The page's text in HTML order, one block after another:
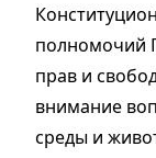
полномочий
прав и
внимание
среды и